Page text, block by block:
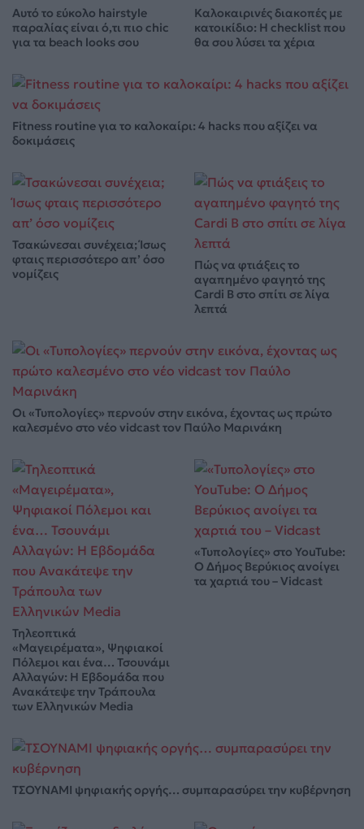
Αυτό το εύκολο hairstyle
παραλίας είναι ό,τι πιο chic
για τα beach looks σου
Καλοκαιρινές διακοπές με
κατοικίδιο: Η checklist που
θα σου λύσει τα χέρια
Fitness routine για το καλοκαίρι: 4 hacks που αξίζει να
δοκιμάσεις
Τσακώνεσαι συνέχεια; Ίσως
φταις περισσότερο απ’ όσο
νομίζεις
Πώς να φτιάξεις το
αγαπημένο φαγητό της
Cardi B στο σπίτι σε λίγα
λεπτά
Οι «Τυπολογίες» περνούν στην εικόνα, έχοντας ως πρώτο
καλεσμένο στο νέο vidcast τον Παύλο Μαρινάκη
Τηλεοπτικά
«Μαγειρέματα», Ψηφιακοί
Πόλεμοι και ένα… Τσουνάμι
Αλλαγών: Η Εβδομάδα που
Ανακάτεψε την Τράπουλα
των Ελληνικών Media
«Τυπολογίες» στο YouTube:
Ο Δήμος Βερύκιος ανοίγει
τα χαρτιά του – Vidcast
ΤΣΟΥΝΑΜΙ ψηφιακής οργής… συμπαρασύρει την κυβέρνηση